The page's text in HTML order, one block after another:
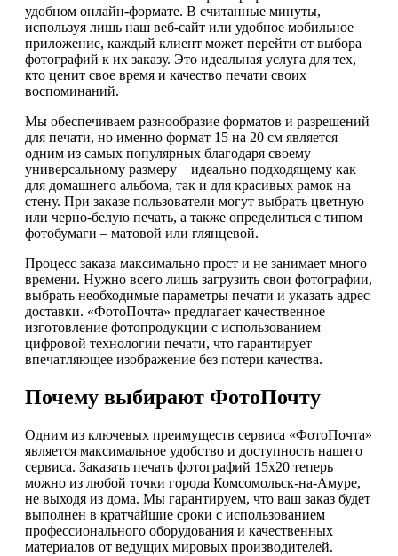
удобном онлайн-формате. В считанные минуты,
используя лишь наш веб-сайт или удобное мобильное
приложение, каждый клиент может перейти от выбора
фотографий к их заказу. Это идеальная услуга для тех,
кто ценит свое время и качество печати своих
воспоминаний.
Мы обеспечиваем разнообразие форматов и разрешений
для печати, но именно формат 15 на 20 см является
одним из самых популярных благодаря своему
универсальному размеру – идеально подходящему как
для домашнего альбома, так и для красивых рамок на
стену. При заказе пользователи могут выбрать цветную
или черно-белую печать, а также определиться с типом
фотобумаги – матовой или глянцевой.
Процесс заказа максимально прост и не занимает много
времени. Нужно всего лишь загрузить свои фотографии,
выбрать необходимые параметры печати и указать адрес
доставки. «ФотоПочта» предлагает качественное
изготовление фотопродукции с использованием
цифровой технологии печати, что гарантирует
впечатляющее изображение без потери качества.
Почему выбирают ФотоПочту
Одним из ключевых преимуществ сервиса «ФотоПочта»
является максимальное удобство и доступность нашего
сервиса. Заказать печать фотографий 15х20 теперь
можно из любой точки города Комсомольск-на-Амуре,
не выходя из дома. Мы гарантируем, что ваш заказ будет
выполнен в кратчайшие сроки с использованием
профессионального оборудования и качественных
материалов от ведущих мировых производителей.